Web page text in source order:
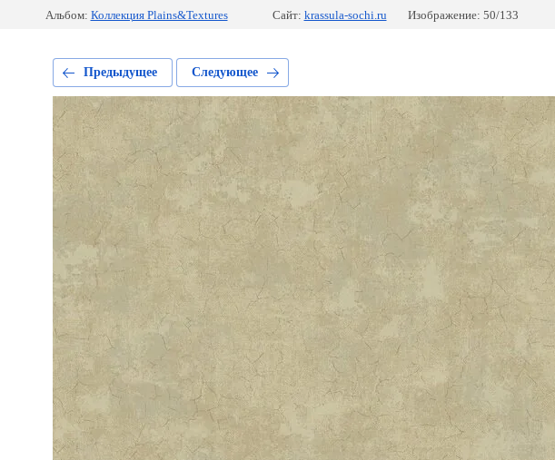
Альбом: Коллекция Plains&Textures Сайт: krassula-sochi.ru Изображение: 50/133
Предыдущее Следующее